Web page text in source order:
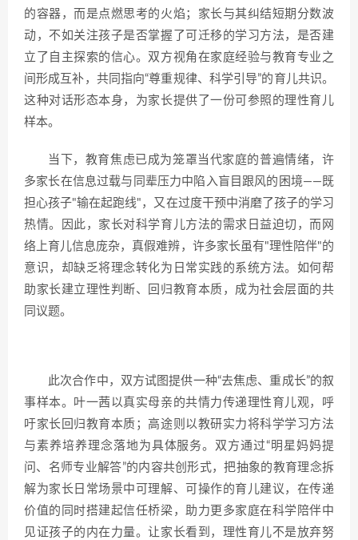
的容器，而是点燃思考的火焰；家长与其纠结短期分数波
动，不如关注孩子是否掌握了可迁移的学习方法，是否建
立了自主探索的信心。双方视角在家庭经验与教育专业之
间形成互补，共同指向“尊重规律、科学引导”的育儿共识。
这种对话形态本身，为家长提供了一份可参照的理性育儿
样本。
当下，教育焦虑已成为笼罩当代家庭的普遍情绪，许
多家长在信息过载与同辈压力中陷入盲目跟风的困境——既
担心孩子"输在起跑线"，又在过度干预中消磨了孩子的学习
热情。因此，家长对科学育儿方法的需求日益迫切，而网
络上育儿信息庞杂，真假难辨，许多家长虽有"理性陪伴"的
意识，却缺乏将理念转化为日常实践的系统方法。如何帮
助家长建立理性判断、回归教育本质，成为社会层面的共
同议题。
此次合作中，双方试图提供一种“去焦虑、重成长”的叙
事样本。叶一茜以真实母亲的共情力传递理性育儿观，呼
吁家长回归教育本质；高途则以教研实力将科学学习方法
与素养培养理念落地为具体服务。双方通过“明星妈妈提
问、名师专业解答”的内容共创形式，把抽象的教育理念拆
解为家长日常场景中可理解、可操作的育儿建议，在传递
价值的同时搭建起信任桥梁，助力更多家庭在科学陪伴中
见证孩子的内在力量。让家长看到，理性育儿不是放弃努